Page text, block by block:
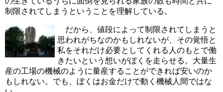
制限されてしまうということを理解している。
だから、値段によって制限されてしまうと
思われがちなのかもしれないが、その覚悟と
私をそれだけ必要としてくれる人のもとで働
きたいという想いがぼくを走らせる。大量生
産の工場の機械のように量産することができれば安いのか
もしれない。でも、ぼくはお金だけで動く機械人間ではな